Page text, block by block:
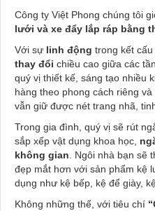
Công ty Việt Phong chúng tôi
lưới và xe đẩy lắp ráp bằng
Với sự linh động trong kết cấu
thay đổi chiều cao giữa các
quý vị thiết kế, sáng tạo nhiều
hàng theo phong cách riêng
vẫn giữ được nét trang nhã,
Trong gia đình, quý vị sẽ rút
sắp xếp vật dụng khoa học,
không gian . Ngôi nhà bạn
đẹp mắt hơn với sản phẩm kệ
dụng như kệ bếp, kệ để giày,
Không những thế, với tiêu chí